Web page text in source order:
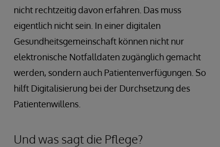
nicht rechtzeitig davon erfahren. Das muss
eigentlich nicht sein. In einer digitalen
Gesundheitsgemeinschaft können nicht nur
elektronische Notfalldaten zugänglich gemacht
werden, sondern auch Patientenverfügungen. So
hilft Digitalisierung bei der Durchsetzung des
Patientenwillens.
Und was sagt die Pflege?